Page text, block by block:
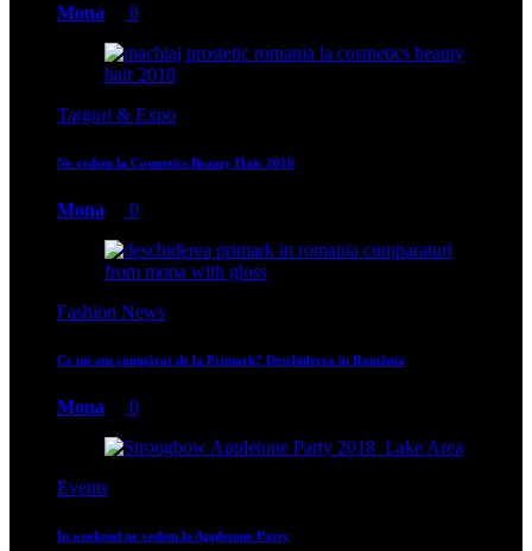
Mona 0
Targuri & Expo
Ne vedem la Cosmetics Beauty Hair 2018
Mona 0
Fashion News
Ce mi-am cumpărat de la Primark? Deschiderea în România
Mona 0
Events
In weekend ne vedem la Appletone Party